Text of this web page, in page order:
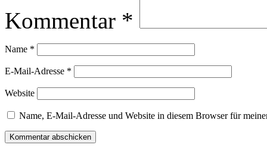
Kommentar *
Name *
E-Mail-Adresse *
Website
Name, E-Mail-Adresse und Website in diesem Browser für